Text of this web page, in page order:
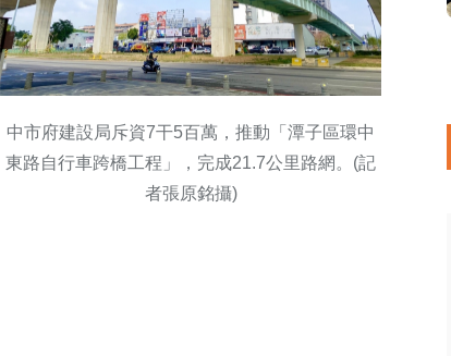
中市府建設局斥資7干5百萬，推動「潭子區環中
東路自行車跨橋工程」，完成21.7公里路網。(記
者張原銘攝)